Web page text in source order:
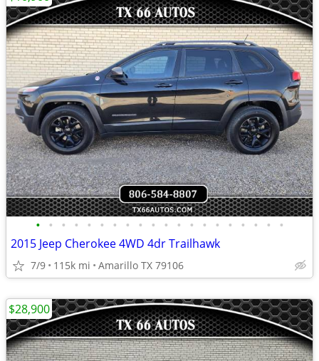
• • • • • • • • • • • • • • • • • • • •
2015 Jeep Cherokee 4WD 4dr Trailhawk
7/9 115k mi Amarillo TX 79106
$28,900